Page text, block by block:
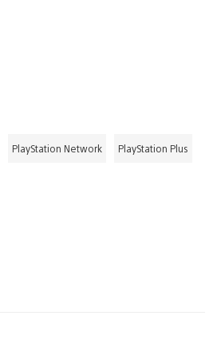
PlayStation Network PlayStation Plus